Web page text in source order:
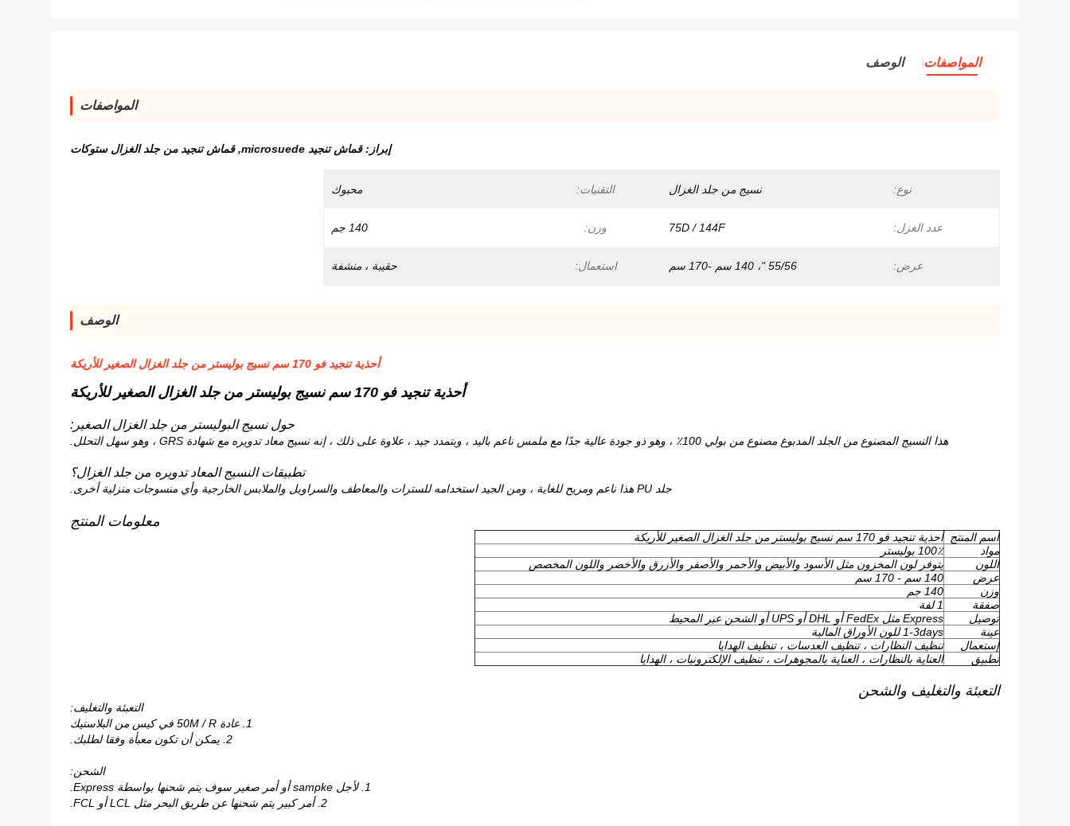
المواصفات الوصف
المواصفات
إبراز:قماش تنجيد microsuede ,قماش تنجيد من جلد الغزال ستوكات
نوع: نسيج من جلد الغزال التقنيات: محبوك
عدد الغزل: 75D / 144F وزن: 140 جم
عرض: 55/56 "، 140 سم -170 سم استعمال: حقيبة ، منشفة
الوصف
أحذية تنجيد فو 170 سم نسيج بوليستر من جلد الغزال الصغير للأريكة
أحذية تنجيد فو 170 سم نسيج بوليستر من جلد الغزال الصغير للأريكة
حول نسيج البوليستر من جلد الغزال الصغير :
هذا النسيج المصنوع من الجلد المدبوغ مصنوع من بولي 100٪ ، وهو ذو جودة عالية جدًا مع ملمس ناعم باليد ، وبتمدد جيد ، علاوة على ذلك ، إنه نسيج معاد تدويره مع شهادة GRS ، وهو سهل التحلل.
تطبيقات النسيج المعاد تدويره من جلد الغزال؟
جلد PU هذا ناعم ومريح للغاية ، ومن الجيد استخدامه للسترات والمعاطف والسراويل والملابس الخارجية وأي منسوجات منزلية أخرى.
معلومات المنتج
اسم المنتج أحذية تنجيد فو 170 سم نسيج بوليستر من جلد الغزال الصغير للأريكة
مواد
100٪ بوليستر
اللون
يتوفر لون المخزون مثل الأسود والأبيض والأحمر والأصفر والأزرق والأخضر واللون المخصص
عرض
140 سم - 170 سم
وزن
140 جم
صفقة
1 لفة
توصيل
Express مثل FedEx أو DHL أو UPS أو الشحن عبر المحيط
عينة
1-3days للون الأوراق المالية
إستعمال
تنظيف النظارات ، تنظيف العدسات ، تنظيف الهدايا
تطبيق
العناية بالنظارات ، العناية بالمجوهرات ، تنظيف الإلكترونيات ، الهدايا
التعبئة والتغليف والشحن
التعبئة والتغليف:
1. عادة 50M / R في كيس من البلاستيك
2. يمكن أن تكون معبأة وفقا لطلبك.
الشحن:
1. لأجل sampke أو أمر صغير سوف يتم شحنها بواسطة Express.
2. أمر كبير يتم شحنها عن طريق البحر مثل LCL أو FCL.